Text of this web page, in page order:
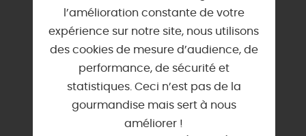
SERVICES & ÉQUIPEMENTS
l’amélioration constante de votre
expérience sur notre site, nous utilisons
des cookies de mesure d’audience, de
performance, de sécurité et
statistiques. Ceci n’est pas de la
gourmandise mais sert à nous
améliorer !